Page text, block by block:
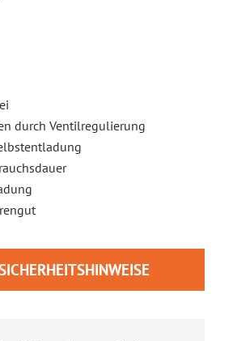
durch Ventilregulierung